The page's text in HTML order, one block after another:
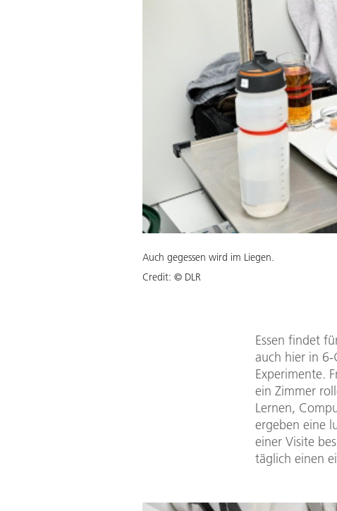
Auch gegessen wird im Liegen.
Credit: © DLR
Essen findet
auch hier in
Experimente.
ein Zimmer
Lernen,
ergeben eine
einer Visite
täglich einen